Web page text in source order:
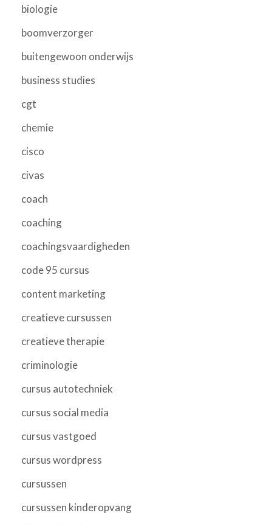
biologie
boomverzorger
buitengewoon onderwijs
business studies
cgt
chemie
cisco
civas
coach
coaching
coachingsvaardigheden
code 95 cursus
content marketing
creatieve cursussen
creatieve therapie
criminologie
cursus autotechniek
cursus social media
cursus vastgoed
cursus wordpress
cursussen
cursussen kinderopvang